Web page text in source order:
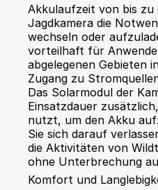
Akkulaufzeit von bis zu
Jagdkamera die
wechseln oder
vorteilhaft für
abgelegenen Gebieten
Zugang zu
Das Solarmodul der
Einsatzdauer
nutzt, um den Akku
Sie sich darauf
die Aktivitäten von
ohne Unterbrechung
Komfort und